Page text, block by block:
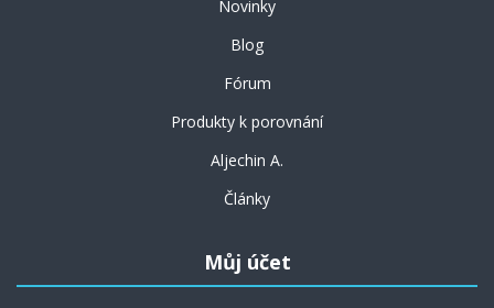
Novinky
Blog
Fórum
Produkty k porovnání
Aljechin A.
Články
Můj účet